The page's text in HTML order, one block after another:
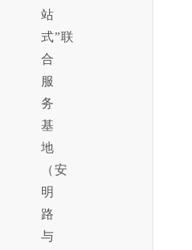
站
式”联
合
服
务
基
地
（安
明
路
与